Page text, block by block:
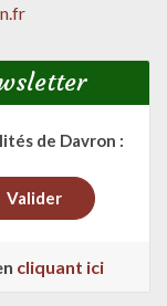
de Davron :
cliquant ici